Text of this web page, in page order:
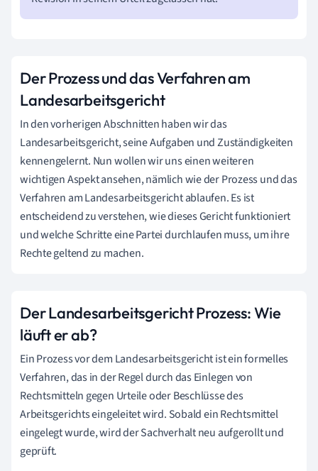
Der Prozess und das Verfahren am
Landesarbeitsgericht
In den vorherigen Abschnitten haben wir das
Landesarbeitsgericht, seine Aufgaben und Zuständigkeiten
kennengelernt. Nun wollen wir uns einen weiteren
wichtigen Aspekt ansehen, nämlich wie der Prozess und das
Verfahren am Landesarbeitsgericht ablaufen. Es ist
entscheidend zu verstehen, wie dieses Gericht funktioniert
und welche Schritte eine Partei durchlaufen muss, um ihre
Rechte geltend zu machen.
Der Landesarbeitsgericht Prozess: Wie
läuft er ab?
Ein Prozess vor dem Landesarbeitsgericht ist ein formelles
Verfahren, das in der Regel durch das Einlegen von
Rechtsmitteln gegen Urteile oder Beschlüsse des
Arbeitsgerichts eingeleitet wird. Sobald ein Rechtsmittel
eingelegt wurde, wird der Sachverhalt neu aufgerollt und
geprüft.